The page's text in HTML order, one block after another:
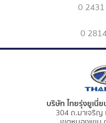
0
0
บริษัท ไทยรุ่งยูเนี่
304 ถ.มาเจริ